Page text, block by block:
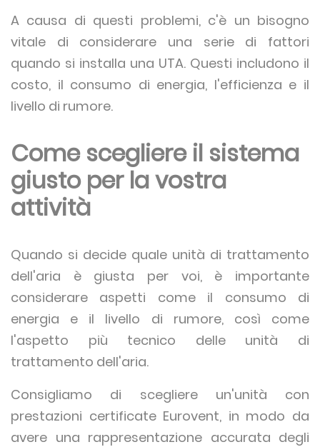
A causa di questi problemi, c'è un bisogno
vitale di considerare una serie di fattori
quando si installa una UTA. Questi includono il
costo, il consumo di energia, l'efficienza e il
livello di rumore.
Come scegliere il sistema
giusto per la vostra
attività
Quando si decide quale unità di trattamento
dell'aria è giusta per voi, è importante
considerare aspetti come il consumo di
energia e il livello di rumore, così come
l'aspetto più tecnico delle unità di
trattamento dell'aria.
Consigliamo di scegliere un'unità con
prestazioni certificate Eurovent, in modo da
avere una rappresentazione accurata degli